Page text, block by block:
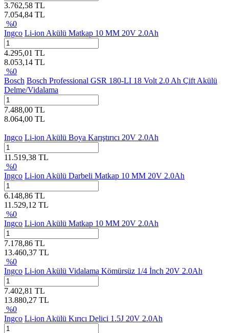
3.762,58 TL
7.054,84 TL
%0
Ingco Li-ion Akülü Matkap 10 MM 20V 2.0Ah
4.295,01 TL
8.053,14 TL
%0
Bosch Bosch Professional GSR 180-LI 18 Volt 2.0 Ah Çift Akülü
Delme/Vidalama
7.488,00 TL
8.064,00 TL
Ingco Li-ion Akülü Boya Karıştırıcı 20V 2.0Ah
11.519,38 TL
%0
Ingco Li-ion Akülü Darbeli Matkap 10 MM 20V 2.0Ah
6.148,86 TL
11.529,12 TL
%0
Ingco Li-ion Akülü Matkap 10 MM 20V 2.0Ah
7.178,86 TL
13.460,37 TL
%0
Ingco Li-ion Akülü Vidalama Kömürsüz 1/4 İnch 20V 2.0Ah
7.402,81 TL
13.880,27 TL
%0
Ingco Li-ion Akülü Kırıcı Delici 1.5J 20V 2.0Ah